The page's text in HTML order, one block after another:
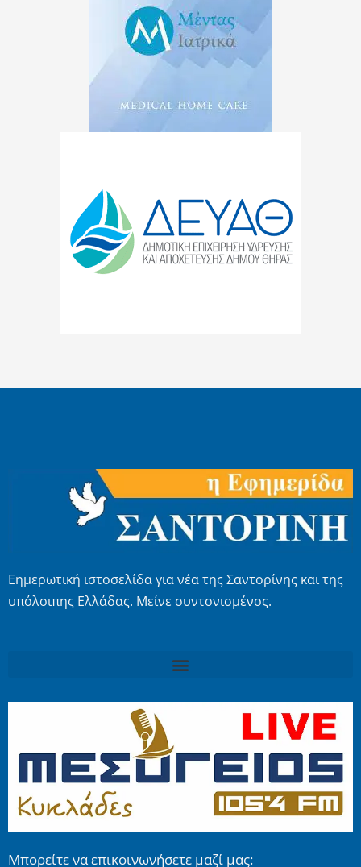
Εημερωτική ιστοσελίδα για νέα της Σαντορίνης και της
υπόλοιπης Ελλάδας. Μείνε συντονισμένος.
Μπορείτε να επικοινωνήσετε μαζί μας: